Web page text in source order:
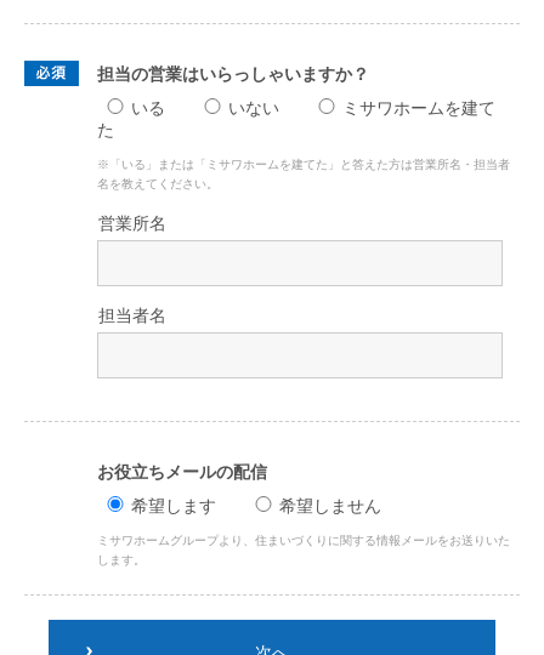
担当の営業はいらっしゃいますか？
いる
いない
ミサワホームを建て
た
※「いる」または「ミサワホームを建てた」と答えた方は営業所名・担当者
名を教えてください。
営業所名
担当者名
お役立ちメールの配信
希望します
希望しません
ミサワホームグループより、住まいづくりに関する情報メールをお送りいた
します。